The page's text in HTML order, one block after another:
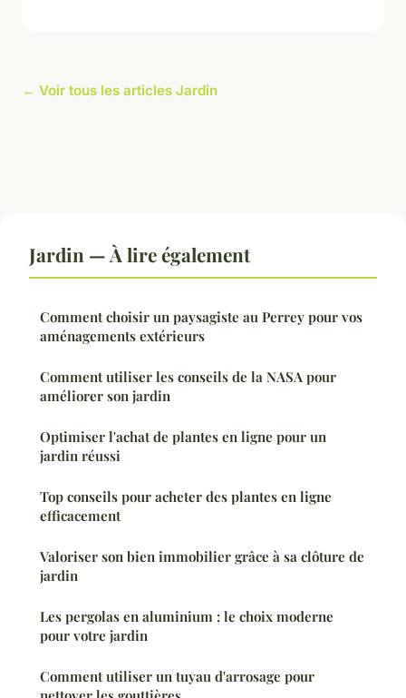
← Voir tous les articles Jardin
Jardin — À lire également
Comment choisir un paysagiste au Perrey pour vos
aménagements extérieurs
Comment utiliser les conseils de la NASA pour
améliorer son jardin
Optimiser l'achat de plantes en ligne pour un
jardin réussi
Top conseils pour acheter des plantes en ligne
efficacement
Valoriser son bien immobilier grâce à sa clôture de
jardin
Les pergolas en aluminium : le choix moderne
pour votre jardin
Comment utiliser un tuyau d'arrosage pour